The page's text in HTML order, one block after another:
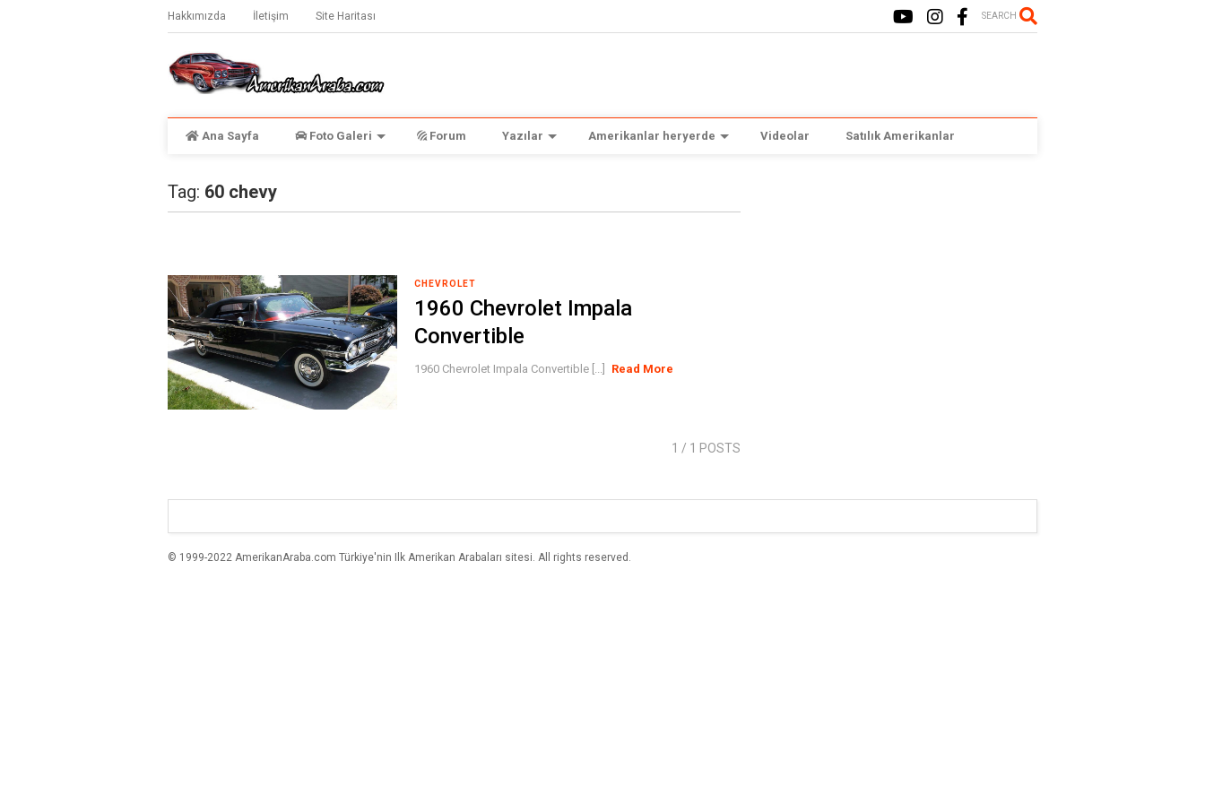
Hakkımızda İletişim Site Haritası SEARCH
Ana Sayfa Foto Galeri Forum Yazılar Amerikanlar heryerde Videolar Satılık Amerikanlar
Tag: 60 chevy
CHEVROLET
1960 Chevrolet Impala
Convertible
1960 Chevrolet Impala Convertible [...] Read More
1 / 1 POSTS
© 1999-2022 AmerikanAraba.com Türkiye'nin Ilk Amerikan Arabaları sitesi. All rights reserved.